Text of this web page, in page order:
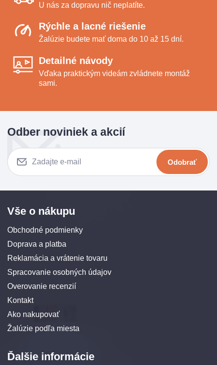
U nás za dopravu nič neplatíte.
Rýchle a lacné riešenie
Žalúzie budete mať doma do 10 až 15 dní.
Detailné návody
Vďaka praktickým videám zvládnete montáž
sami.
Odber noviniek a akcií
Odobrať
Vše o nákupu
Obchodné podmienky
Doprava a platba
Reklamácia a vrátenie tovaru
Spracovanie osobných údajov
Overovanie recenzií
Kontakt
Ako nakupovať
Žalúzie podľa miesta
Ďalšie informácie